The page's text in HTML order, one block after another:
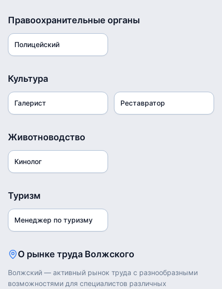
Правоохранительные органы
Полицейский
Культура
Галерист Реставратор
Животноводство
Кинолог
Туризм
Менеджер по туризму
О рынке труда Волжского
Волжский — активный рынок труда с разнообразными
возможностями для специалистов различных